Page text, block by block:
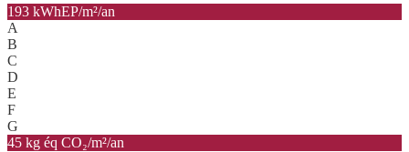
193 kWhEP/m²/an
A
B
C
D
E
F
G
45 kg éq CO₂/m²/an